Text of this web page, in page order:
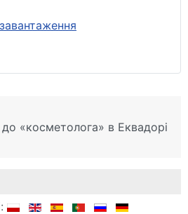
до «косметолога» в Еквадорі